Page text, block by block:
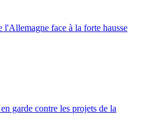
l'Allemagne face à la forte hausse
garde contre les projets de la